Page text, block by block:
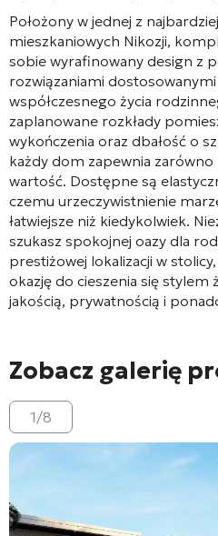
Położony w jednej z
mieszkaniowych Nikozji,
sobie wyrafinowany design z
rozwiązaniami
współczesnego życia
zaplanowane rozkłady
wykończenia oraz dbałość o
każdy dom zapewnia
wartość. Dostępne są
czemu urzeczywistnienie
łatwiejsze niż kiedykolwiek.
szukasz spokojnej oazy dla
prestiżowej lokalizacji w
okazję do cieszenia się stylem
jakością, prywatnością i
Zobacz galerię
1/8